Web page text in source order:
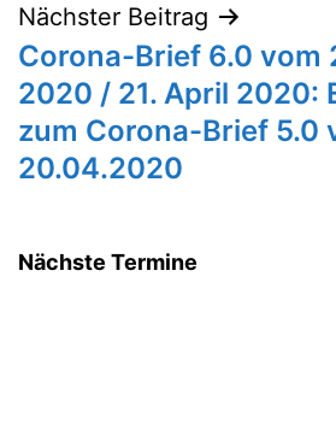
Nächster Beitrag
Corona-Brief 6.0 vom
2020 / 21. April 2020:
zum Corona-Brief 5.0
20.04.2020
Nächste Termine